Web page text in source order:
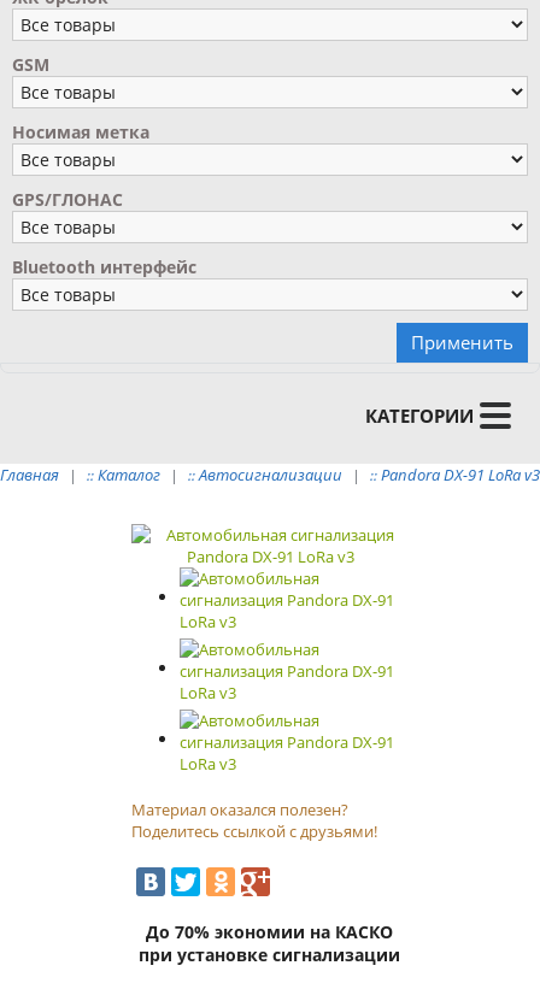
GSM
Носимая метка
GPS/ГЛОНАС
Bluetooth интерфейс
Применить
КАТЕГОРИИ
Главная ::Каталог ::Автосигнализации ::Pandora DX-91 LoRa v3
Материал оказался полезен?
Поделитесь ссылкой с друзьями!
До 70% экономии на КАСКО
при установке сигнализации